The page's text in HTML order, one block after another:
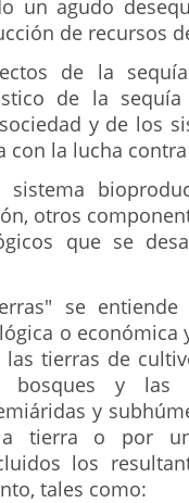
un agudo
de recursos
de la
de la
y de los
con la lucha
otros
que se
se
o económica
tierras de
bosques y las
y
tierra o por
los
tales como: